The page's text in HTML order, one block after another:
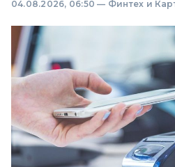
04.08.2026, 06:50 — Финтех и